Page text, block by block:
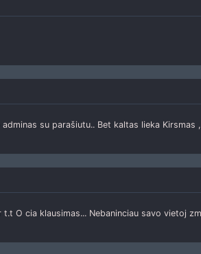
su parašiutu.. Bet kaltas lieka Kirsmas
O cia klausimas... Nebaninciau savo vietoj